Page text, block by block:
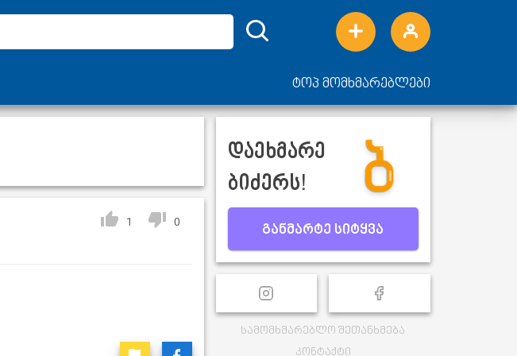
ტოპ მომხმარებლები
1 0
დაეხმარე
ბიძერს!
განმარტე სიტყვა
სამომხმარებლო შეთანხმება
კონტაქტი